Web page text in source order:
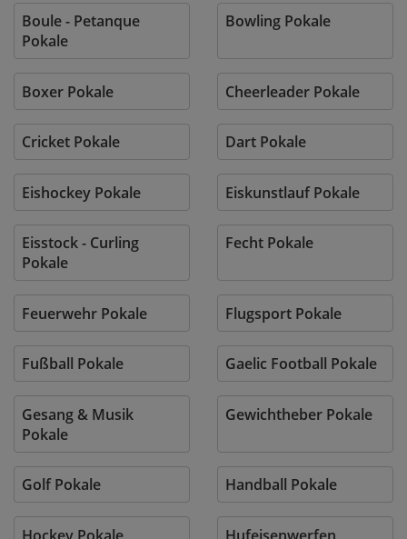
Boule - Petanque
Pokale
Bowling Pokale
Boxer Pokale Cheerleader Pokale
Cricket Pokale Dart Pokale
Eishockey Pokale Eiskunstlauf Pokale
Eisstock - Curling
Pokale
Fecht Pokale
Feuerwehr Pokale Flugsport Pokale
Fußball Pokale Gaelic Football Pokale
Gesang & Musik
Pokale
Gewichtheber Pokale
Golf Pokale Handball Pokale
Hockey Pokale Hufeisenwerfen